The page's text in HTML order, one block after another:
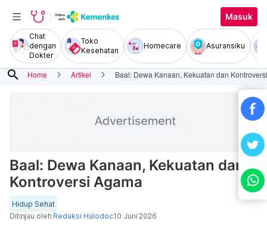
Masuk
Chat
dengan
Dokter
Toko
Kesehatan
Homecare Asuransiku
search Home Artikel Baal: Dewa Kanaan, Kekuatan dan
Baal: Dewa Kanaan, Kekuatan dan
Kontroversi Agama
Hidup Sehat
Ditinjau oleh Redaksi Halodoc10 Juni 2026